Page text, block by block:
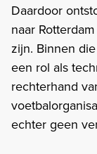
Daardoor
naar
zijn. Binnen
een rol als
rechterhand
echter geen